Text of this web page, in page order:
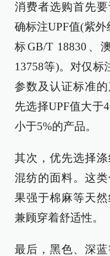
消费者选购首先
确标注UPF值(紫
标GB/T 18830、
13758等)。对仅标
参数及认证标准
先选择UPF值大于
小于5%的产品。
其次，优先选择
混纺的面料。这
果强于棉麻等天
兼顾穿着舒适性。
最后，黑色、深